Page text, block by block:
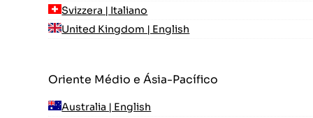
Svizzera | Italiano
United Kingdom | English
Oriente Médio e Ásia-Pacífico
Australia | English